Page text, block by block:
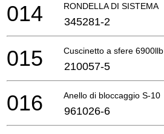
RONDELLA DI SISTEMA
014 345281-2
Cuscinetto a sfere 6900llb
015 210057-5
Anello di bloccaggio S-10
016 961026-6